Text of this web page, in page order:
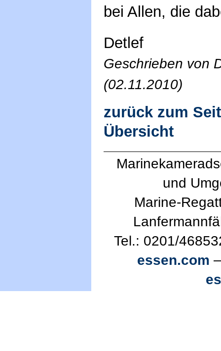
bei Allen, die
Detlef
Geschrieben von
(02.11.2010)
zurück zum
Übersicht
und
Marine-
Tel.: 0201/
essen.com